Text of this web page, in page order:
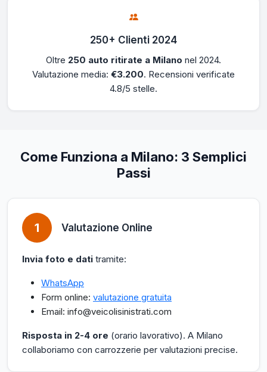
250+ Clienti 2024
Oltre 250 auto ritirate a Milano nel 2024.
Valutazione media: €3.200. Recensioni verificate
4.8/5 stelle.
Come Funziona a Milano: 3 Semplici
Passi
1 Valutazione Online
Invia foto e dati tramite:
WhatsApp
Form online: valutazione gratuita
Email: info@veicolisinistrati.com
Risposta in 2-4 ore (orario lavorativo). A Milano
collaboriamo con carrozzerie per valutazioni precise.